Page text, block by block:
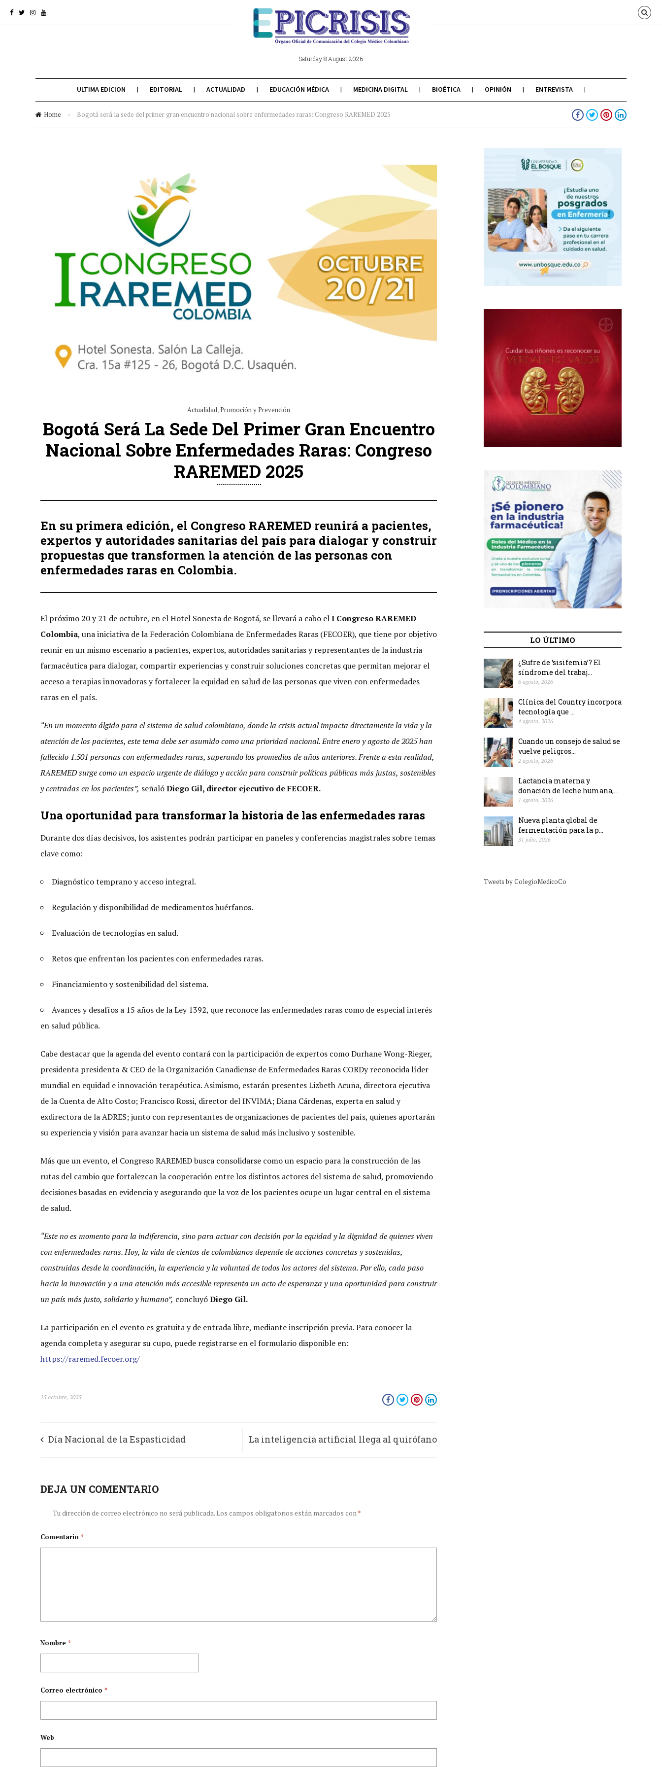
Saturday 8 August 2026
ULTIMA EDICION EDITORIAL ACTUALIDAD EDUCACIÓN MÉDICA MEDICINA DIGITAL BIOÉTICA OPINIÓN ENTREVISTA
Home » Bogotá será la sede del primer gran encuentro nacional sobre enfermedades raras: Congreso RAREMED 2025
Actualidad,Promoción y Prevención
Bogotá Será La Sede Del Primer Gran Encuentro
Nacional Sobre Enfermedades Raras: Congreso
RAREMED 2025
En su primera edición, el Congreso RAREMED reunirá a pacientes,
expertos y autoridades sanitarias del país para dialogar y construir
propuestas que transformen la atención de las personas con
enfermedades raras en Colombia.
El próximo 20 y 21 de octubre, en el Hotel Sonesta de Bogotá, se llevará a cabo elI Congreso RAREMED
Colombia, una iniciativa de la Federación Colombiana de Enfermedades Raras (FECOER), que tiene por objetivo
reunir en un mismo escenario a pacientes, expertos, autoridades sanitarias y representantes de la industria
farmacéutica para dialogar, compartir experiencias y construir soluciones concretas que permitan mejorar el
acceso a terapias innovadoras y fortalecer la equidad en salud de las personas que viven con enfermedades
raras en el país.
“En un momento álgido para el sistema de salud colombiano, donde la crisis actual impacta directamente la vida y la
atención de los pacientes, este tema debe ser asumido como una prioridad nacional. Entre enero y agosto de 2025 han
fallecido 1.501 personas con enfermedades raras, superando los promedios de años anteriores. Frente a esta realidad,
RAREMED surge como un espacio urgente de diálogo y acción para construir políticas públicas más justas, sostenibles
y centradas en los pacientes”, señalóDiego Gil, director ejecutivo de FECOER.
Una oportunidad para transformar la historia de las enfermedades raras
Durante dos días decisivos, los asistentes podrán participar en paneles y conferencias magistrales sobre temas
clave como:
Diagnóstico temprano y acceso integral.
Regulación y disponibilidad de medicamentos huérfanos.
Evaluación de tecnologías en salud.
Retos que enfrentan los pacientes con enfermedades raras.
Financiamiento y sostenibilidad del sistema.
Avances y desafíos a 15 años de la Ley 1392, que reconoce las enfermedades raras como de especial interés
en salud pública.
Cabe destacar que la agenda del evento contará con la participación de expertos como Durhane Wong-Rieger,
presidenta presidenta & CEO de la Organización Canadiense de Enfermedades Raras CORDy reconocida líder
mundial en equidad e innovación terapéutica. Asimismo, estarán presentes Lizbeth Acuña, directora ejecutiva
de la Cuenta de Alto Costo; Francisco Rossi, director del INVIMA; Diana Cárdenas, experta en salud y
exdirectora de la ADRES; junto con representantes de organizaciones de pacientes del país, quienes aportarán
su experiencia y visión para avanzar hacia un sistema de salud más inclusivo y sostenible.
Más que un evento, el Congreso RAREMED busca consolidarse como un espacio para la construcción de las
rutas del cambio que fortalezcan la cooperación entre los distintos actores del sistema de salud, promoviendo
decisiones basadas en evidencia y asegurando que la voz de los pacientes ocupe un lugar central en el sistema
de salud.
“Este no es momento para la indiferencia, sino para actuar con decisión por la equidad y la dignidad de quienes viven
con enfermedades raras. Hoy, la vida de cientos de colombianos depende de acciones concretas y sostenidas,
construidas desde la coordinación, la experiencia y la voluntad de todos los actores del sistema. Por ello, cada paso
hacia la innovación y a una atención más accesible representa un acto de esperanza y una oportunidad para construir
un país más justo, solidario y humano”, concluyóDiego Gil.
La participación en el evento es gratuita y de entrada libre, mediante inscripción previa. Para conocer la
agenda completa y asegurar su cupo, puede registrarse en el formulario disponible en:
https://raremed.fecoer.org/
15 octubre, 2025
Día Nacional de la Espasticidad La inteligencia artificial llega al quirófano
DEJA UN COMENTARIO
Tu dirección de correo electrónico no será publicada.Los campos obligatorios están marcados con*
Comentario *
Nombre *
Correo electrónico *
Web
LO ÚLTIMO
¿Sufre de ‘sisifemia’? El
síndrome del trabaj...
6 agosto, 2026
Clínica del Country incorpora
tecnología que ...
4 agosto, 2026
Cuando un consejo de salud se
vuelve peligros...
2 agosto, 2026
Lactancia materna y
donación de leche humana,...
1 agosto, 2026
Nueva planta global de
fermentación para la p...
31 julio, 2026
Tweets by ColegioMedicoCo